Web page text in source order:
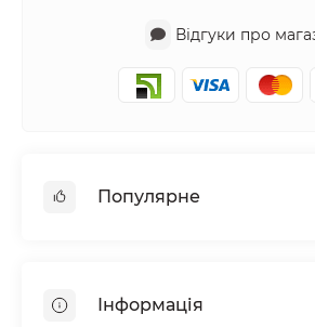
Відгуки про
Популярне
Все для автомобіля
Інформація